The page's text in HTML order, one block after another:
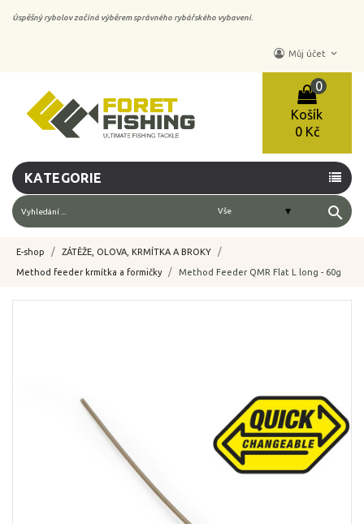
Úspěšný rybolov začíná výběrem správného rybářského vybavení.
Můj účet keyboard_arrow_down
Košík
0
0 Kč
KATEGORIE
search
E-shop ZÁTĚŽE, OLOVA, KRMÍTKA A BROKY
Method feeder krmítka a formičky Method Feeder QMR Flat L long - 60g